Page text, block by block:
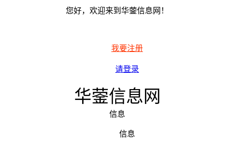
您好，欢迎来到华蓥信息网！
我要注册
请登录
华蓥信息网
信息
信息